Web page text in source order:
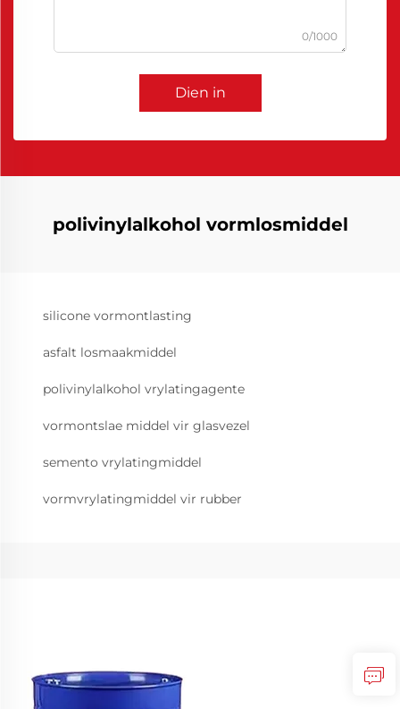
0/1000
Dien in
polivinylalkohol vormlosmiddel
silicone vormontlasting
asfalt losmaakmiddel
polivinylalkohol vrylatingagente
vormontslae middel vir glasvezel
semento vrylatingmiddel
vormvrylatingmiddel vir rubber